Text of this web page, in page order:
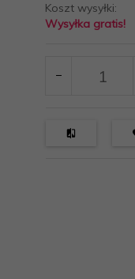
Koszt wysyłki:
Wysyłka gratis!